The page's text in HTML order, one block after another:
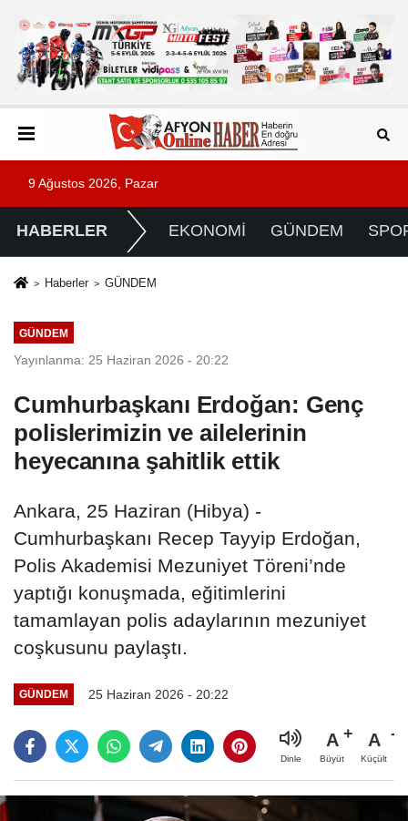
9 Ağustos 2026, Pazar
HABERLER EKONOMİ GÜNDEM
Haberler GÜNDEM
GÜNDEM
Yayınlanma: 25 Haziran 2026 - 20:22
Cumhurbaşkanı Erdoğan: Genç
polislerimizin ve ailelerinin
heyecanına şahitlik ettik
Ankara, 25 Haziran (Hibya) -
Cumhurbaşkanı Recep Tayyip Erdoğan,
Polis Akademisi Mezuniyet Töreni’nde
yaptığı konuşmada, eğitimlerini
tamamlayan polis adaylarının mezuniyet
coşkusunu paylaştı.
GÜNDEM 25 Haziran 2026 - 20:22
Dinle
A
Büyüt
A
Küçült